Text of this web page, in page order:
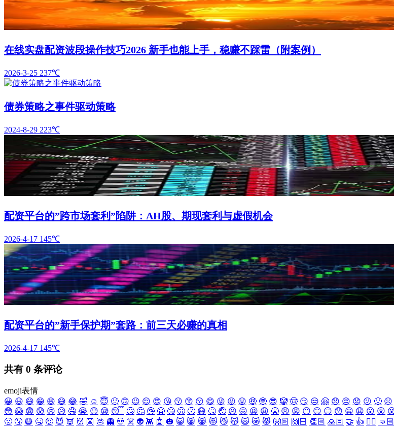
在线实盘配资波段操作技巧2026 新手也能上手，稳赚不踩雷（附案例）
2026-3-25 237℃
债券策略之事件驱动策略
2024-8-29 223℃
配资平台的”跨市场套利”陷阱：AH股、期现套利与虚假机会
2026-4-17 145℃
配资平台的”新手保护期”套路：前三天必赚的真相
2026-4-17 145℃
共有 0 条评论
emoji表情
😀 😃 😄 😁 😆 😅 😂 🤣 ☺️ 😇 🙂 🙃 😉 😌 😍 😘 😗 😙 😚 😋 😜 😝 😛 🤑 🤓 😎 🤡 🤠 😏 😒 🤗 😞 😔 😟 😕 🙁 ☹️
😳 😱 😨 😰 😢 😥 🤤 😭 😓 😪 😴 🙄 🤔 🤥 😬 🤐 🤢 🤧 😷 🤒 🤕 😣 😖 😫 😩 😤 😠 😡 😶 😐 😑 😯 😦 😧 😮 😲
🤢 🤧 😷 🤒 🤕 😈 👿 👹 👺 💩 👻 💀 ☠️ 👽 👾 🤖 🎃 😺 😸 😹 😻 😼 😽 🙀 😿 😾 👐🏻 🙌🏻 👏🏻 🙏🏻 🤝 👍 👎🏻 👊🏻